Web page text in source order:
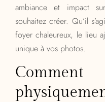
ambiance et impact
souhaitez créer. Qu’il
foyer chaleureux, le lieu
unique à vos photos.